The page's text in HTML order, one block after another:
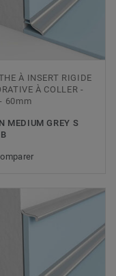
À INSERT RIGIDE
À COLLER -
60mm
MEDIUM GREY S